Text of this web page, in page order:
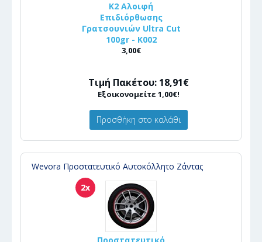
K2 Αλοιφή
Επιδιόρθωσης
Γρατσουνιών Ultra Cut
100gr - Κ002
3,00€
Τιμή Πακέτου: 18,91€
Εξοικονομείτε 1,00€!
Προσθήκη στο καλάθι
Wevora Προστατευτικό Αυτοκόλλητο Ζάντας
2x